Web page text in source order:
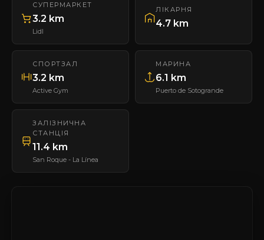
СУПЕРМАРКЕТ
3.2 km
Lidl
ЛІКАРНЯ
4.7 km
СПОРТЗАЛ
3.2 km
Active Gym
МАРИНА
6.1 km
Puerto de Sotogrande
ЗАЛІЗНИЧНА
СТАНЦІЯ
11.4 km
San Roque - La Línea